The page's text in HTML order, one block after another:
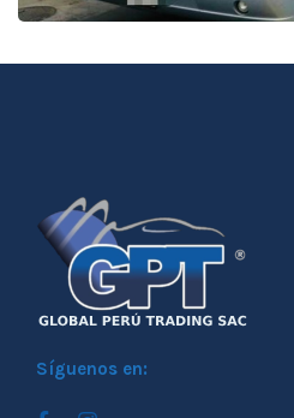
Síguenos en: